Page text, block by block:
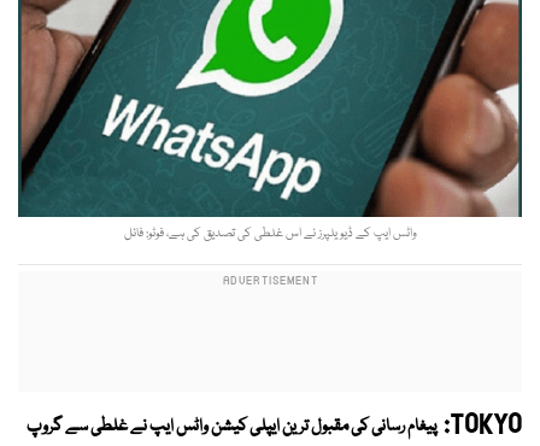
واٹس ایپ کے ڈیویلپرز نے اس غلطی کی تصدیق کی ہے، فوٹو: فائل
TOKYO: پیغام رسانی کی مقبول ترین ایپلی کیشن واٹس ایپ نے غلطی سےگروپ